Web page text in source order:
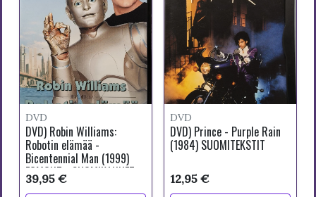
DVD
DVD) Robin Williams:
Robotin elämää -
Bicentennial Man (1999)
EGMONT - SUOMIKANNET
39,95 €
DVD
DVD) Prince - Purple Rain
(1984) SUOMITEKSTIT
12,95 €